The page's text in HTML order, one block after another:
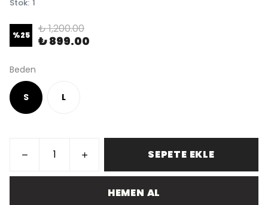
Stok: 1
%25 ₺ 1,200.00
₺ 899.00
Beden
S L
SEPETE EKLE
HEMEN AL